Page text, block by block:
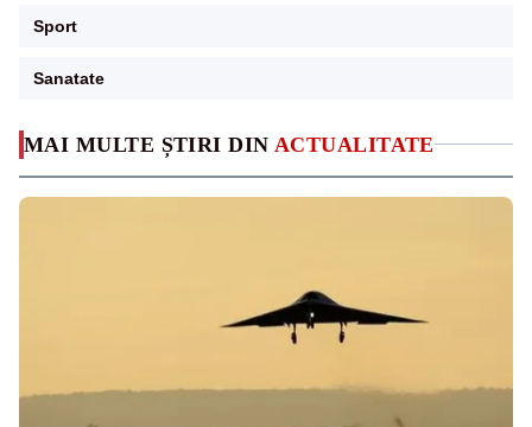
MAI MULTE ȘTIRI DIN ACTUALITATE
Sport
Sanatate